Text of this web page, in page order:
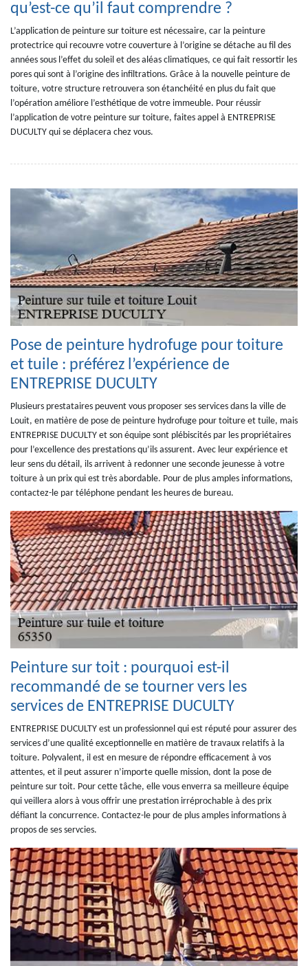
qu’est-ce qu’il faut comprendre ?
L’application de peinture sur toiture est nécessaire, car la peinture
protectrice qui recouvre votre couverture à l’origine se détache au fil des
années sous l’effet du soleil et des aléas climatiques, ce qui fait ressortir les
pores qui sont à l’origine des infiltrations. Grâce à la nouvelle peinture de
toiture, votre structure retrouvera son étanchéité en plus du fait que
l’opération améliore l’esthétique de votre immeuble. Pour réussir
l’application de votre peinture sur toiture, faites appel à ENTREPRISE
DUCULTY qui se déplacera chez vous.
Pose de peinture hydrofuge pour toiture
et tuile : préférez l’expérience de
ENTREPRISE DUCULTY
Plusieurs prestataires peuvent vous proposer ses services dans la ville de
Louit, en matière de pose de peinture hydrofuge pour toiture et tuile, mais
ENTREPRISE DUCULTY et son équipe sont plébiscités par les propriétaires
pour l’excellence des prestations qu’ils assurent. Avec leur expérience et
leur sens du détail, ils arrivent à redonner une seconde jeunesse à votre
toiture à un prix qui est très abordable. Pour de plus amples informations,
contactez-le par téléphone pendant les heures de bureau.
Peinture sur toit : pourquoi est-il
recommandé de se tourner vers les
services de ENTREPRISE DUCULTY
ENTREPRISE DUCULTY est un professionnel qui est réputé pour assurer des
services d’une qualité exceptionnelle en matière de travaux relatifs à la
toiture. Polyvalent, il est en mesure de répondre efficacement à vos
attentes, et il peut assurer n’importe quelle mission, dont la pose de
peinture sur toit. Pour cette tâche, elle vous enverra sa meilleure équipe
qui veillera alors à vous offrir une prestation irréprochable à des prix
défiant la concurrence. Contactez-le pour de plus amples informations à
propos de ses servcies.